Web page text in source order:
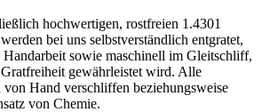
hochwertigen, rostfreien 1.4301
bei uns selbstverständlich entgratet,
sowie maschinell im Gleitschliff,
gewährleistet wird. Alle
Hand verschliffen beziehungsweise
von Chemie.